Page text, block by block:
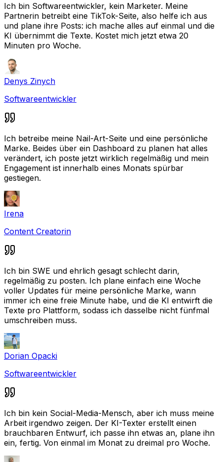
Ich bin Softwareentwickler, kein Marketer. Meine
Partnerin betreibt eine TikTok-Seite, also helfe ich aus
und plane ihre Posts: ich mache alles auf einmal und die
KI übernimmt die Texte. Kostet mich jetzt etwa 20
Minuten pro Woche.
Denys Zinych
Softwareentwickler
Ich betreibe meine Nail-Art-Seite und eine persönliche
Marke. Beides über ein Dashboard zu planen hat alles
verändert, ich poste jetzt wirklich regelmäßig und mein
Engagement ist innerhalb eines Monats spürbar
gestiegen.
Irena
Content Creatorin
Ich bin SWE und ehrlich gesagt schlecht darin,
regelmäßig zu posten. Ich plane einfach eine Woche
voller Updates für meine persönliche Marke, wann
immer ich eine freie Minute habe, und die KI entwirft die
Texte pro Plattform, sodass ich dasselbe nicht fünfmal
umschreiben muss.
Dorian Opacki
Softwareentwickler
Ich bin kein Social-Media-Mensch, aber ich muss meine
Arbeit irgendwo zeigen. Der KI-Texter erstellt einen
brauchbaren Entwurf, ich passe ihn etwas an, plane ihn
ein, fertig. Von einmal im Monat zu dreimal pro Woche.